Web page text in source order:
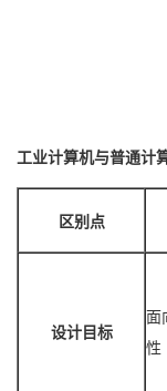
工业计算机与普通计
区别点
设计目标
面
性